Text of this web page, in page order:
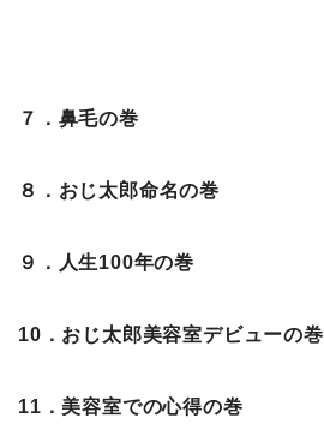
７．鼻毛の巻
８．おじ太郎命名の巻
９．人生100年の巻
10．おじ太郎美容室デビューの巻
11．美容室での心得の巻